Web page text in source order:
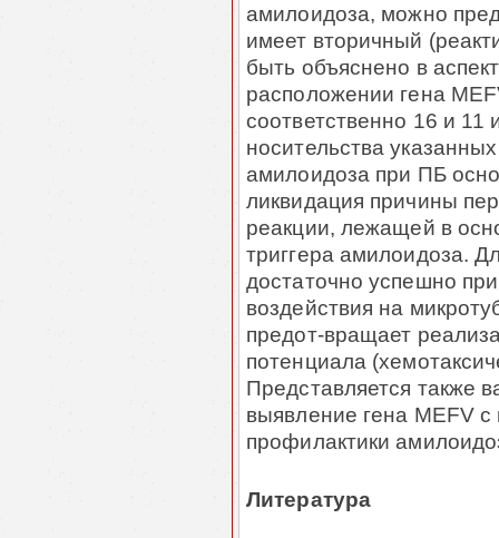
амилоидоза, можно
имеет вторичный
быть объяснено в
расположении гена
соответственно 16 и 11
носительства
амилоидоза при ПБ
ликвидация причины
реакции, лежащей в
триггера амилоидоза.
достаточно успешно
воздействия на
предот-вращает
потенциала
Представляется также
выявление гена MEFV
профилактики
Литература